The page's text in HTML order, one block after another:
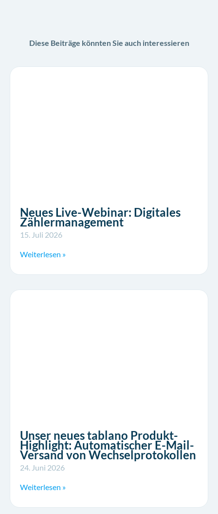
Diese Beiträge könnten Sie auch interessieren
Neues Live-Webinar: Digitales
Zählermanagement
15. Juli 2026
Weiterlesen »
Unser neues tablano Produkt-
Highlight: Automatischer E-Mail-
Versand von Wechselprotokollen
24. Juni 2026
Weiterlesen »